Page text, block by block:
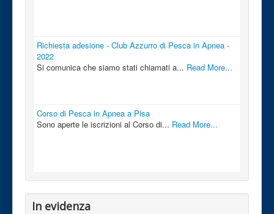
Richiesta adesione - Club Azzurro di Pesca in Apnea -
2022
Si comunica che siamo stati chiamati a... Read More...
Corso di Pesca in Apnea a Pisa
Sono aperte le iscrizioni al Corso di... Read More...
In evidenza